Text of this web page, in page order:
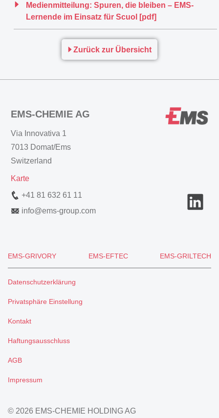
Medienmitteilung: Spuren, die bleiben – EMS-
Lernende im Einsatz für Scuol [pdf]
Zurück zur Übersicht
EMS-CHEMIE AG
Via Innovativa 1
7013 Domat/Ems
Switzerland
Karte
+41 81 632 61 11
info@ems-group.com
EMS-GRIVORY EMS-EFTEC EMS-GRILTECH
Datenschutzerklärung
Privatsphäre Einstellung
Kontakt
Haftungsausschluss
AGB
Impressum
© 2026 EMS-CHEMIE HOLDING AG